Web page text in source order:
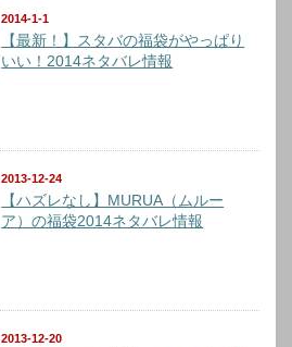
2014-1-1
【最新！】スタバの福袋がやっぱり
いい！2014ネタバレ情報
2013-12-24
【ハズレなし】MURUA（ムルー
ア）の福袋2014ネタバレ情報
2013-12-20